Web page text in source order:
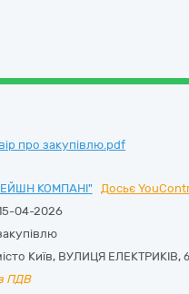
про закупівлю.pdf
КОМПАНІ"
Досьє
04-2026
Київ, ВУЛИЦЯ ЕЛЕКТРИКІВ,
ПДВ